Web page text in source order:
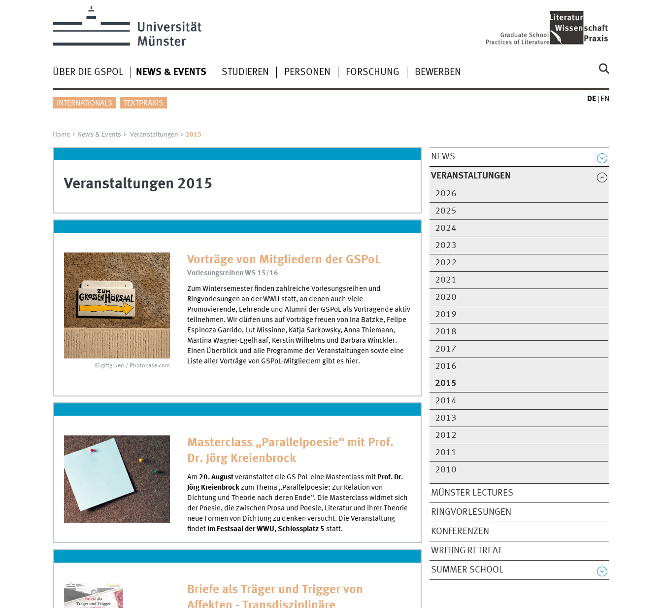
ÜBER DIE GSPOL NEWS & EVENTS STUDIEREN PERSONEN FORSCHUNG BEWERBEN
INTERNATIONALS TEXTPRAXIS
DE EN
Home News & Events Veranstaltungen 2015
NEWS
VERANSTALTUNGEN
2026
2025
2024
2023
2022
2021
2020
2019
2018
2017
2016
2015
2014
2013
2012
2011
2010
MÜNSTER LECTURES
RINGVORLESUNGEN
KONFERENZEN
WRITING RETREAT
SUMMER SCHOOL
Veranstaltungen 2015
© giftgruen / Photocase.com
Vorträge von Mitgliedern der GSPoL
Vorlesungsreihen WS 15/16
Zum Wintersemester finden zahlreiche Vorlesungsreihen und
Ringvorlesungen an der WWU statt, an denen auch viele
Promovierende, Lehrende und Alumni der GSPoL als Vortragende aktiv
teilnehmen. Wir dürfen uns auf Vorträge freuen von Ina Batzke, Felipe
Espinoza Garrido, Lut Missinne, Katja Sarkowsky, Anna Thiemann,
Martina Wagner-Egelhaaf, Kerstin Wilhelms und Barbara Winckler.
Einen Überblick und alle Programme der Veranstaltungen sowie eine
Liste aller Vorträge von GSPoL-Mitgliedern gibt es hier.
Masterclass „Parallelpoesie" mit Prof.
Dr. Jörg Kreienbrock
Am 20. Augustveranstaltet die GS PoL eine Masterclass mit Prof. Dr.
Jörg Kreienbrockzum Thema „Parallelpoesie: Zur Relation von
Dichtung und Theorie nach deren Ende“. Die Masterclass widmet sich
der Poesie, die zwischen Prosa und Poesie, Literatur und ihrer Theorie
neue Formen von Dichtung zu denken versucht. Die Veranstaltung
findet im Festsaal der WWU, Schlossplatz 5 statt.
Briefe als Träger und Trigger von